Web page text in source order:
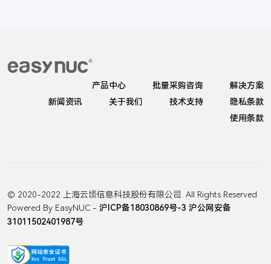
产品中心 批量采购咨询
解决方案
新闻资讯
关于我们 技术支持
隐私条款
使用条款
© 2020-2022 上海云顷信息科技股份有限公司. All Rights Reserved
Powered By EasyNUC - 沪ICP备18030869号-3 沪公网安备
31011502401987号